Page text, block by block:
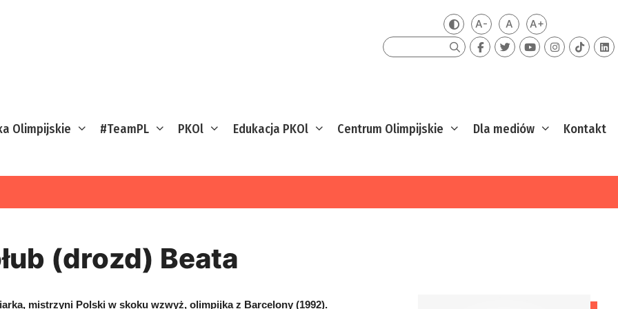
Zmień kontrast
A-Mniejsza czcionka
ADomyślna czcionka
A+Większa
Szukaj
Olimpijskie #TeamPL PKOl Edukacja PKOl Centrum Olimpijskie Dla mediów Kontakt
(drozd) Beata
mistrzyni Polski w skoku wzwyż, olimpijka z Barcelony (1992).